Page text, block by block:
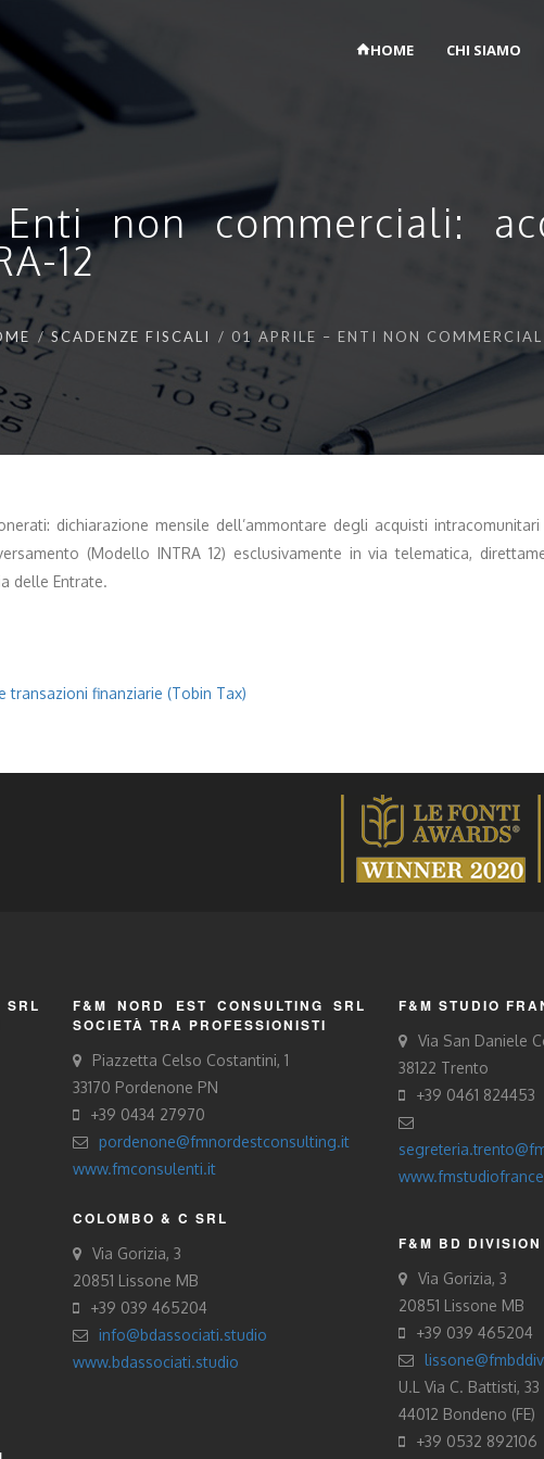
HOME CHI SIAMO
non commerciali:
12
SCADENZE FISCALI 01 APRILE – ENTI NON
dichiarazione mensile dell’ammontare degli acquisti
(Modello INTRA 12) esclusivamente in via telematica,
delle Entrate.
transazioni finanziarie (Tobin Tax)
SRL
F&M NORD EST CONSULTING SRL
SOCIETÀ TRA PROFESSIONISTI
Piazzetta Celso Costantini, 1
33170 Pordenone PN
+39 0434 27970
pordenone@fmnordestconsulting.it
www.fmconsulenti.it
COLOMBO & C SRL
Via Gorizia, 3
20851 Lissone MB
+39 039 465204
info@bdassociati.studio
www.bdassociati.studio
F&M STUDIO
Via San Daniele
38122 Trento
+39 0461 824453
F&M BD DIVISION
Via Gorizia, 3
20851 Lissone MB
+39 039 465204
U.L Via C. Battisti, 33
44012 Bondeno (FE)
+39 0532 892106